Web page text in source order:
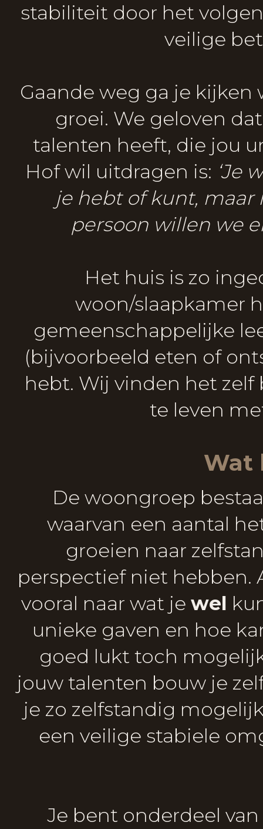
stabiliteit door het
veilige
Gaande weg ga je
groei. We geloven
talenten heeft, die jou
Hof wil uitdragen is: ‘Je
je hebt of kunt, maar
persoon willen we
Het huis is zo
woon/slaapkamer
gemeenschappelijke
(bijvoorbeeld eten of
hebt. Wij vinden het
te leven
Wat
De woongroep
waarvan een aantal
groeien naar
perspectief niet hebben.
vooral naar wat je wel
unieke gaven en hoe
goed lukt toch
jouw talenten bouw je
je zo zelfstandig
een veilige stabiele
Je bent onderdeel